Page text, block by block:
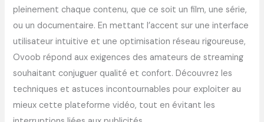
pleinement chaque contenu, que ce soit un film, une série,
ou un documentaire. En mettant l’accent sur une interface
utilisateur intuitive et une optimisation réseau rigoureuse,
Ovoob répond aux exigences des amateurs de streaming
souhaitant conjuguer qualité et confort. Découvrez les
techniques et astuces incontournables pour exploiter au
mieux cette plateforme vidéo, tout en évitant les